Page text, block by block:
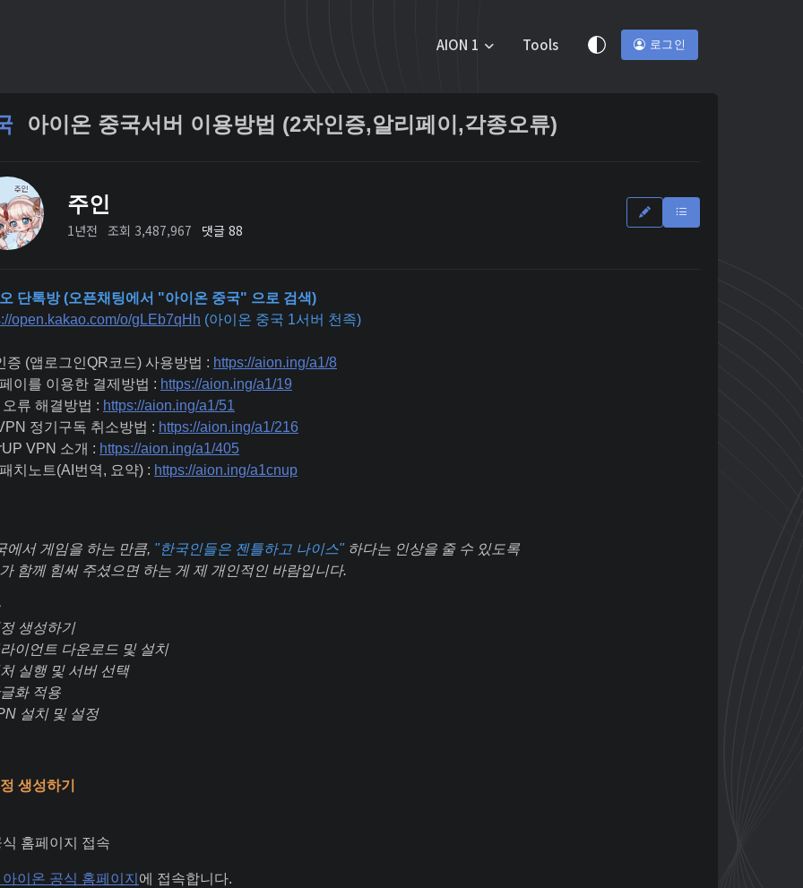
AION 1 Tools 로그인
아이온 중국서버 이용방법 (2차인증,알리페이,각종오류)
주인
1년전 조회 3,487,967 댓글 88
단톡방 (오픈채팅에서 "아이온 중국" 으로 검색)
open.kakao.com/o/gLEb7qHh (아이온 중국 1서버 천족)
증 (앱로그인QR코드) 사용방법 : https://aion.ing/a1/8
이를 이용한 결제방법 : https://aion.ing/a1/19
류 해결방법 : https://aion.ing/a1/51
정기구독 취소방법 : https://aion.ing/a1/216
VPN 소개 : https://aion.ing/a1/405
치노트(AI번역, 요약) : https://aion.ing/a1cnup
에서 게임을 하는 만큼, "한국인들은 젠틀하고 나이스" 하다는 인상을 줄 수 있도록
함께 힘써 주셨으면 하는 게 제 개인적인 바람입니다.
생성하기
이언트 다운로드 및 설치
실행 및 서버 선택
화 적용
설치 및 설정
생성하기
홈페이지 접속
이온 공식 홈페이지 에 접속합니다.